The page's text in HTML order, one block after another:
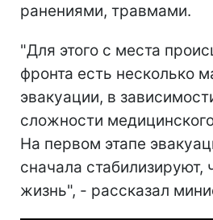
ранениями, травмами.
"Для этого с места
фронта есть несколько
эвакуации, в
сложности
На первом этапе
сначала стабилизируют,
жизнь", - рассказал